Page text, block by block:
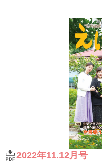
2022年11.12月号